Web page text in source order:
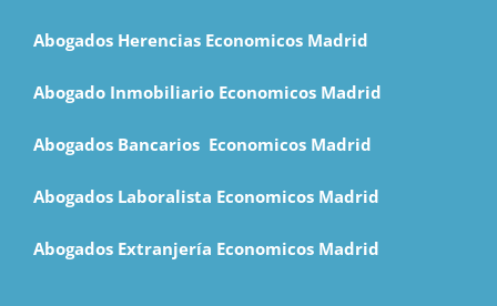
Abogados Herencias Economicos Madrid
Abogado Inmobiliario Economicos Madrid
Abogados Bancarios Economicos Madrid
Abogados Laboralista Economicos Madrid
Abogados Extranjería Economicos Madrid